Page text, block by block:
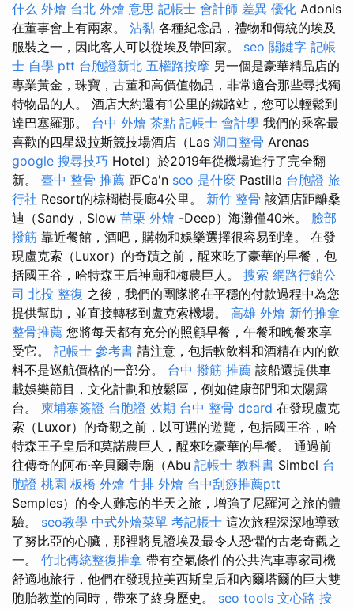
什么 外燴 台北 外燴 意思 記帳士 會計師 差異 優化 Adonis
在董事會上有兩家。 沾黏 各種紀念品，禮物和傳統的埃及
服裝之一，因此客人可以從埃及帶回家。 seo 關鍵字 記帳
士 自學 ptt 台胞證新北 五權路按摩 另一個是豪華精品店的
專業黃金，珠寶，古董和高價值物品，非常適合那些尋找獨
特物品的人。 酒店大約還有1公里的鐵路站，您可以輕鬆到
達巴塞羅那。 台中 外燴 茶點 記帳士 會計學 我們的乘客最
喜歡的四星級拉斯競技場酒店（Las 湖口整骨 Arenas
google 搜尋技巧 Hotel）於2019年從機場進行了完全翻
新。 臺中 整骨 推薦 距Ca'n seo 是什麼 Pastilla 台胞證 旅
行社 Resort的棕櫚樹長廊4公里。 新竹 整骨 該酒店距離桑
迪（Sandy，Slow 苗栗 外燴 -Deep）海灘僅40米。 臉部
撥筋 靠近餐館，酒吧，購物和娛樂選擇很容易到達。 在發
現盧克索（Luxor）的奇蹟之前，醒來吃了豪華的早餐，包
括國王谷，哈特森王后神廟和梅農巨人。 搜索 網路行銷公
司 北投 整復 之後，我們的團隊將在平穩的付款過程中為您
提供幫助，並直接轉移到盧克索機場。 高雄 外燴 新竹推拿
整骨推薦 您將每天都有充分的照顧早餐，午餐和晚餐來享
受它。 記帳士 參考書 請注意，包括軟飲料和酒精在內的飲
料不是巡航價格的一部分。 台中 撥筋 推薦 該船還提供車
載娛樂節目，文化計劃和放鬆區，例如健康部門和太陽露
台。 柬埔寨簽證 台胞證 效期 台中 整骨 dcard 在發現盧克
索（Luxor）的奇觀之前，以可選的遊覽，包括國王谷，哈
特森王子皇后和莫諾農巨人，醒來吃豪華的早餐。 通過前
往傳奇的阿布·辛貝爾寺廟（Abu 記帳士 教科書 Simbel 台
胞證 桃園 板橋 外燴 牛排 外燴 台中刮痧推薦ptt
Semples）的令人難忘的半天之旅，增強了尼羅河之旅的體
驗。 seo教學 中式外燴菜單 考記帳士 這次旅程深深地導致
了努比亞的心臟，那裡將見證埃及最令人恐懼的古老奇觀之
一。 竹北傳統整復推拿 帶有空氣條件的公共汽車專家司機
舒適地旅行，他們在發現拉美西斯皇后和內爾塔爾的巨大雙
胞胎教堂的同時，帶來了終身歷史。 seo tools 文心路 按